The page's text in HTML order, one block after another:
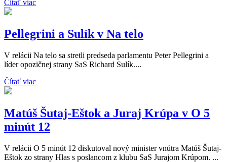
Čítať viac
Pellegrini a Sulík v Na telo
V relácii Na telo sa stretli predseda parlamentu Peter Pellegrini a
líder opozičnej strany SaS Richard Sulík....
Čítať viac
Matúš Šutaj-Eštok a Juraj Krúpa v O 5
minút 12
V relácii O 5 minút 12 diskutoval nový minister vnútra Matúš Šutaj-
Eštok zo strany Hlas s poslancom z klubu SaS Jurajom Krúpom. ...